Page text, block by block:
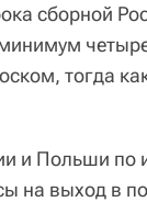
сборной
тогда
и Польши по
на выход в